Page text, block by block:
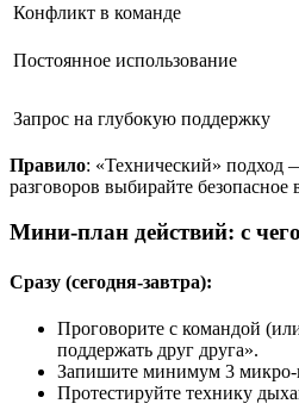
Конфликт в команде
Постоянное использование
Запрос на глубокую поддержку
Правило: «Технический» подход
разговоров выбирайте безопасное
Мини-план действий: с
Сразу (сегодня-завтра):
Проговорите с командой
поддержать друг друга».
Запишите минимум 3
Протестируйте технику